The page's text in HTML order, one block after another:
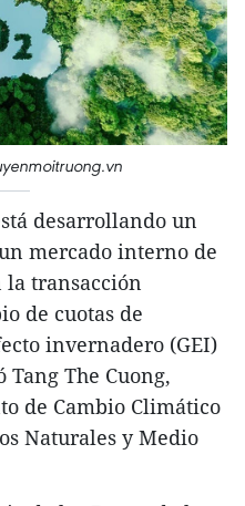
desarrollando un
mercado interno de
la transacción
de cuotas de
invernadero (GEI)
The Cuong,
de Cambio Climático
Naturales y Medio